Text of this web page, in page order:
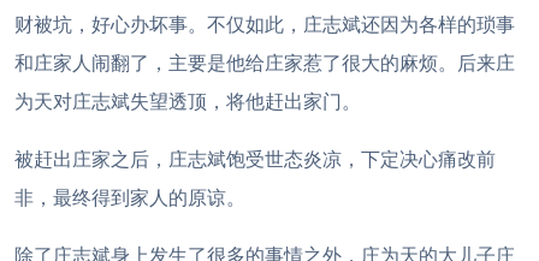
财被坑，好心办坏事。不仅如此，庄志斌还因为各样的琐事
和庄家人闹翻了，主要是他给庄家惹了很大的麻烦。后来庄
为天对庄志斌失望透顶，将他赶出家门。
被赶出庄家之后，庄志斌饱受世态炎凉，下定决心痛改前
非，最终得到家人的原谅。
除了庄志斌身上发生了很多的事情之外，庄为天的大儿子庄